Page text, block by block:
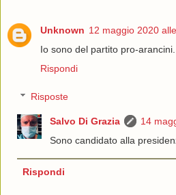
Unknown 12 maggio 2020
Io sono del partito pro-
Rispondi
Risposte
Salvo Di Grazia
14
Sono candidato alla
Rispondi